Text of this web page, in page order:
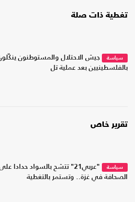
تغطية ذات صلة
سياسة
جيش الاحتلال والمستوطنون
بالفلسطينيين بعد عملية تل
تقرير خاص
سياسة
"عربي21" تتشح بالسواد حدادا
الصحافة في غزة.. وتستمر بالتغطية